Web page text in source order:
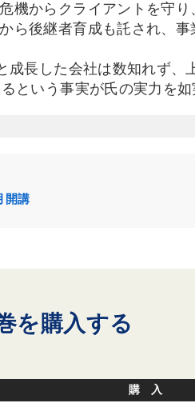
からクライアントを守り
ら後継者育成も託され、
長した会社は数知れず、
という事実が氏の実力を如
開講
を購入する
購 入